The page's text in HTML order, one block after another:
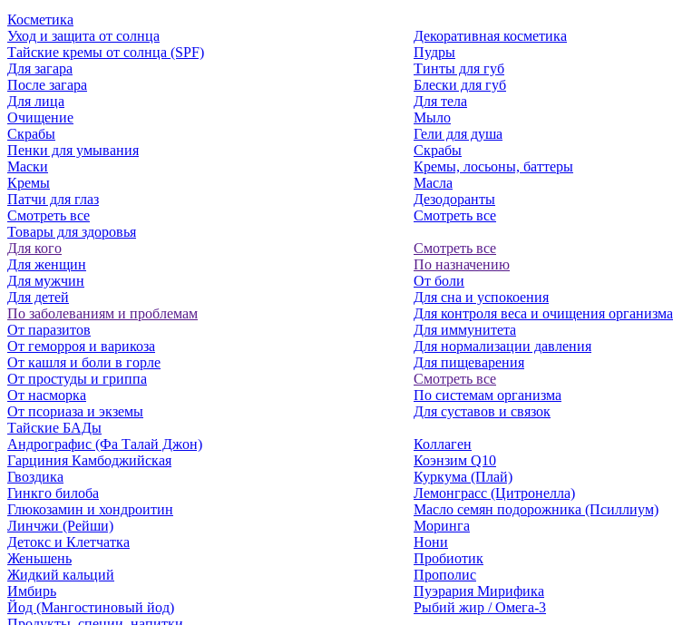
Косметика
Уход и защита от солнца
Тайские кремы от солнца (SPF)
Для загара
После загара
Для лица
Очищение
Скрабы
Пенки для умывания
Маски
Кремы
Патчи для глаз
Смотреть все
Декоративная косметика
Пудры
Тинты для губ
Блески для губ
Для тела
Мыло
Гели для душа
Скрабы
Кремы, лосьоны, баттеры
Масла
Дезодоранты
Смотреть все
Товары для здоровья
Для кого
Для женщин
Для мужчин
Для детей
По заболеваниям и проблемам
От паразитов
Oт геморроя и варикоза
От кашля и боли в горле
От простуды и гриппа
От насморка
Oт псориаза и экземы
Смотреть все
По назначению
От боли
Для сна и успокоения
Для контроля веса и очищения организма
Для иммунитета
Для нормализации давления
Для пищеварения
Смотреть все
По системам организма
Для суставов и связок
Тайские БАДы
Андрографис (Фа Талай Джон)
Гарциния Камбоджийская
Гвоздика
Гинкго билоба
Глюкозамин и хондроитин
Линчжи (Рейши)
Детокс и Клетчатка
Женьшень
Жидкий кальций
Имбирь
Йод (Мангостиновый йод)
Коллаген
Коэнзим Q10
Куркума (Плай)
Лемонграсс (Цитронелла)
Масло семян подорожника (Псиллиум)
Моринга
Нони
Пробиотик
Прополис
Пуэрария Мирифика
Рыбий жир / Омега-3